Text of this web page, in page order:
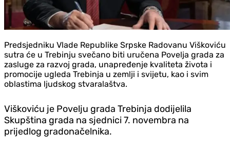
Predsjedniku Vlade Republike Srpske Radovanu Viškoviću
sutra će u Trebinju svečano biti uručena Povelja grada za
zasluge za razvoj grada, unapređenje kvaliteta života i
promocije ugleda Trebinja u zemlji i svijetu, kao i svim
oblastima ljudskog stvaralaštva.
Viškoviću je Povelju grada Trebinja dodijelila
Skupština grada na sjednici 7. novembra na
prijedlog gradonačelnika.